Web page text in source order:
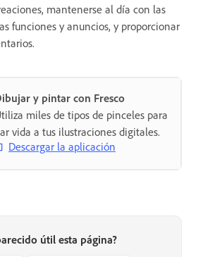
mantenerse al día con las
funciones y anuncios, y proporcionar
y pintar con Fresco
miles de tipos de pinceles para
vida a tus ilustraciones digitales.
Descargar la aplicación
útil esta página?